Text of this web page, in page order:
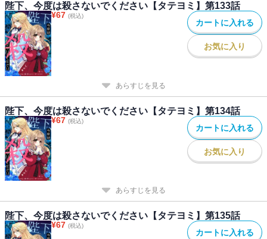
陛下、今度は殺さないでください【タテヨミ】第133話
¥67 (税込)
カートに入れる
お気に入り
あらすじを見る
陛下、今度は殺さないでください【タテヨミ】第134話
¥67 (税込)
カートに入れる
お気に入り
あらすじを見る
陛下、今度は殺さないでください【タテヨミ】第135話
¥67 (税込)
カートに入れる